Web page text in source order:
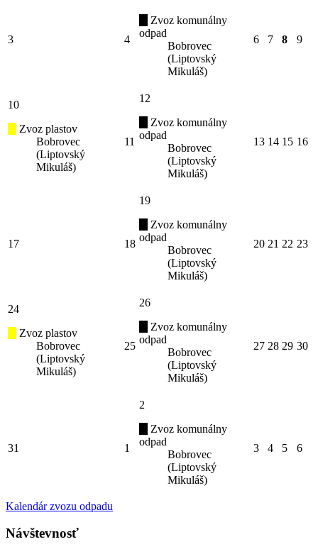
3 4
Zvoz komunálny
odpad
Bobrovec
(Liptovský
Mikuláš)
6 7 8 9
10
Zvoz plastov
Bobrovec
(Liptovský
Mikuláš)
11
12
Zvoz komunálny
odpad
Bobrovec
(Liptovský
Mikuláš)
13 14 15 16
17 18
19
Zvoz komunálny
odpad
Bobrovec
(Liptovský
Mikuláš)
20 21 22 23
24
Zvoz plastov
Bobrovec
(Liptovský
Mikuláš)
25
26
Zvoz komunálny
odpad
Bobrovec
(Liptovský
Mikuláš)
27 28 29 30
31 1
2
Zvoz komunálny
odpad
Bobrovec
(Liptovský
Mikuláš)
3 4 5 6
Kalendár zvozu odpadu
Návštevnosť